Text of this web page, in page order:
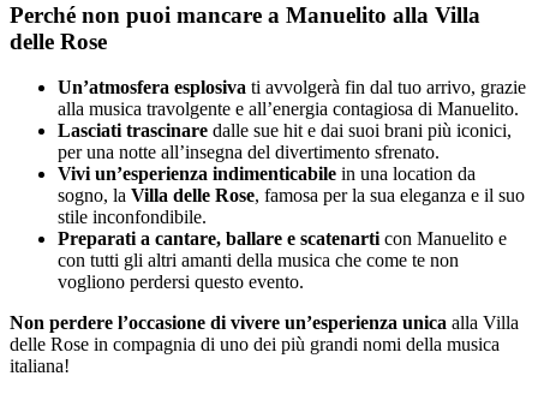
Perché non puoi mancare a Manuelito alla Villa
delle Rose
Un’atmosfera esplosiva ti avvolgerà fin dal tuo arrivo, grazie
alla musica travolgente e all’energia contagiosa di Manuelito.
Lasciati trascinare dalle sue hit e dai suoi brani più iconici,
per una notte all’insegna del divertimento sfrenato.
Vivi un’esperienza indimenticabile in una location da
sogno, la Villa delle Rose, famosa per la sua eleganza e il suo
stile inconfondibile.
Preparati a cantare, ballare e scatenarti con Manuelito e
con tutti gli altri amanti della musica che come te non
vogliono perdersi questo evento.
Non perdere l’occasione di vivere un’esperienza unica alla Villa
delle Rose in compagnia di uno dei più grandi nomi della musica
italiana!